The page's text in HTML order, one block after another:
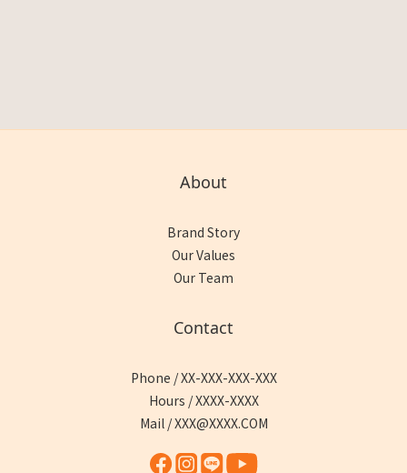
About
Brand Story
Our Values
Our Team
Contact
Phone / XX-XXX-XXX-XXX
Hours / XXXX-XXXX
Mail / XXX@XXXX.COM